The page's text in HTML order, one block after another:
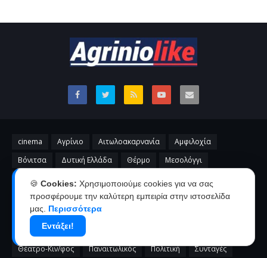
cinema Αγρίνιο Αιτωλοακαρνανία
Αμφιλοχία
Βόνιτσα
Δυτική Ελλάδα Θέρμο
Μεσολόγγι
Ναύπακτος
Ξηρόμερο
Stories like video
Ανακοινώσεις
Απόψεις
Θέατρο-Κιν/φος
Παναιτωλικός Πολιτική Συνταγές
🍪 Cookies: Χρησιμοποιούμε cookies για να σας
προσφέρουμε την καλύτερη εμπειρία στην ιστοσελίδα
μας. Περισσότερα
Εντάξει!